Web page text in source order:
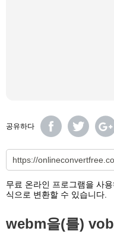
공유하다
무료 온라인 프로그램을 사
식으로 변환할 수 있습니다.
webm을(를)